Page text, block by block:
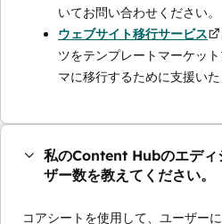
いてお問い合わせください。
ウェブサイト移行サービス
ツをテンプレートマーケッ
マに移行するために支援いた
私のContent Hubのエディ
ザー数を教えてください。
コアシートを使用して、ユーザー